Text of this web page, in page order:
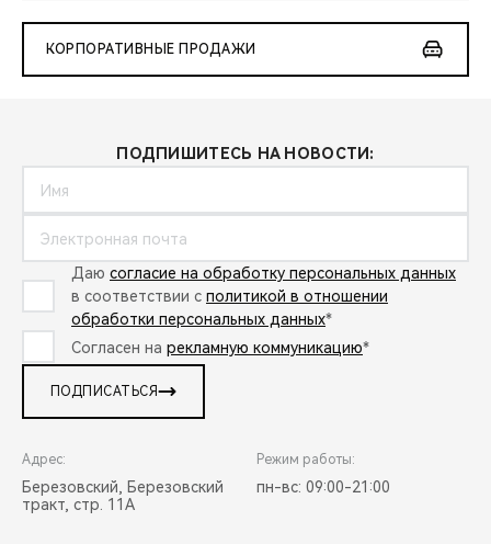
КОРПОРАТИВНЫЕ ПРОДАЖИ
ПОДПИШИТЕСЬ НА НОВОСТИ:
Даю согласие на обработку персональных данных
в соответствии с политикой в отношении
обработки персональных данных*
Согласен на рекламную коммуникацию*
ПОДПИСАТЬСЯ
Адрес:
Березовский, Березовский
тракт, стр. 11А
Режим работы:
пн-вс: 09:00-21:00